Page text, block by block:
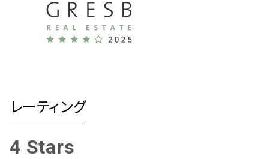
レーティング
4 Stars